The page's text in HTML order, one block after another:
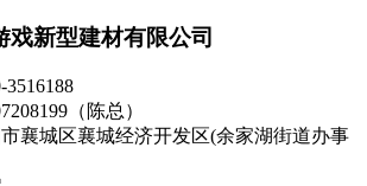
戏新型建材有限公司
（陈总）
襄城区襄城经济开发区(余家湖街道办事